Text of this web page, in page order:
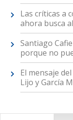
Las críticas a
ahora busca
Santiago
porque no
El mensaje
Lijo y García